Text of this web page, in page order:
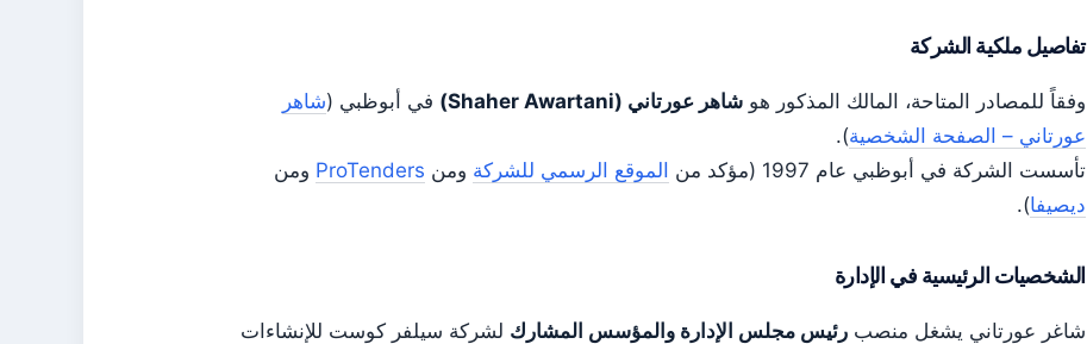
تفاصيل ملكية الشركة
وفقاً للمصادر المتاحة، المالك المذكور هو شاهر عورتاني (Shaher Awartani) في أبوظبي (شاهر
عورتاني – الصفحة الشخصية).
تأسست الشركة في أبوظبي عام 1997 (مؤكد من
الموقع الرسمي للشركة ومن ProTenders ومن
ديصيفا).
الشخصيات الرئيسية في الإدارة
شاغر عورتاني يشغل منصب رئيس مجلس الإدارة والمؤسس المشارك لشركة سيلفر كوست للإنشاءات